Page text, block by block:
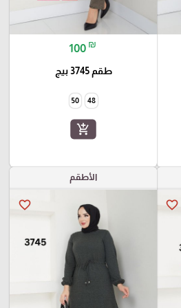
100 ₪
طقم 3745 بيج
48
50
add_shopping_cart
favorite_border
الأطقم
favorite_border